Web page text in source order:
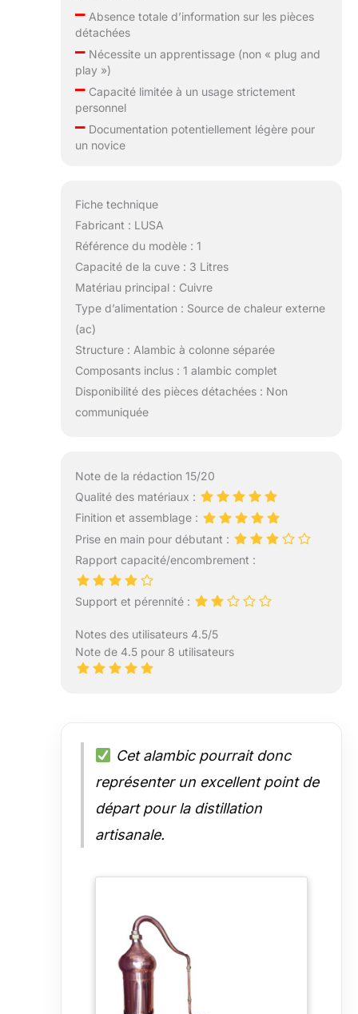
–Absence totale d’information sur les pièces
détachées
–Nécessite un apprentissage (non « plug and
play »)
–Capacité limitée à un usage strictement
personnel
–Documentation potentiellement légère pour
un novice
Fiche technique
Fabricant : LUSA
Référence du modèle : 1
Capacité de la cuve : 3 Litres
Matériau principal : Cuivre
Type d’alimentation : Source de chaleur externe
(ac)
Structure : Alambic à colonne séparée
Composants inclus : 1 alambic complet
Disponibilité des pièces détachées : Non
communiquée
Note de la rédaction 15/20
Qualité des matériaux :
Finition et assemblage :
Prise en main pour débutant :
Rapport capacité/encombrement :
Support et pérennité :
Notes des utilisateurs 4.5/5
Note de 4.5 pour 8 utilisateurs
Cet alambic pourrait donc
représenter un excellent point de
départ pour la distillation
artisanale.